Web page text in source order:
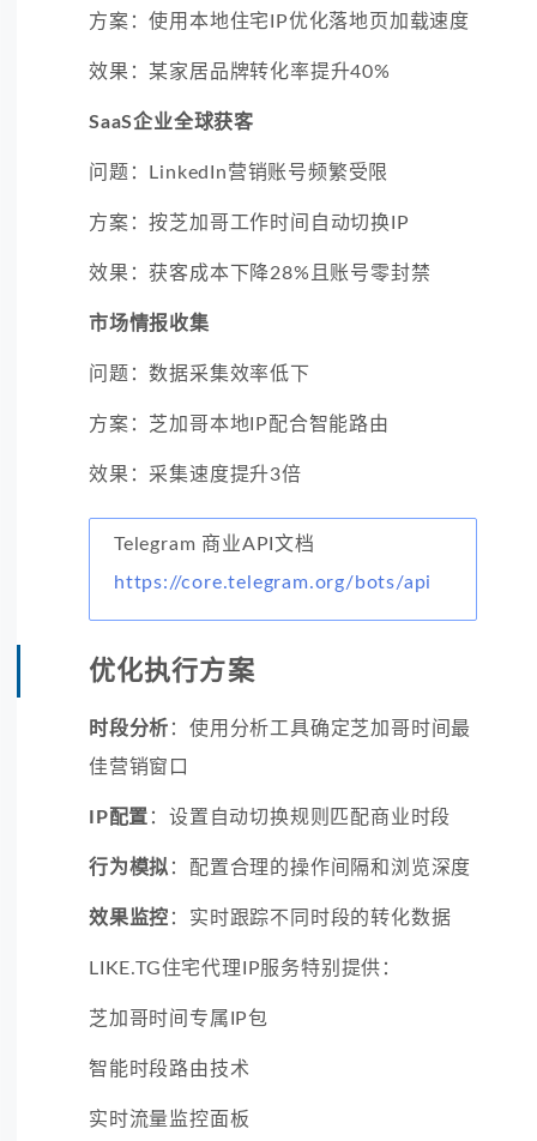
方案：使用本地住宅IP优化落地页加载速度
效果：某家居品牌转化率提升40%
SaaS企业全球获客
问题：LinkedIn营销账号频繁受限
方案：按芝加哥工作时间自动切换IP
效果：获客成本下降28%且账号零封禁
市场情报收集
问题：数据采集效率低下
方案：芝加哥本地IP配合智能路由
效果：采集速度提升3倍
Telegram 商业API文档
https://core.telegram.org/bots/api
优化执行方案
时段分析 ：使用分析工具确定芝加哥时间最
佳营销窗口
IP配置 ：设置自动切换规则匹配商业时段
行为模拟 ：配置合理的操作间隔和浏览深度
效果监控 ：实时跟踪不同时段的转化数据
LIKE.TG住宅代理IP服务特别提供：
芝加哥时间专属IP包
智能时段路由技术
实时流量监控面板